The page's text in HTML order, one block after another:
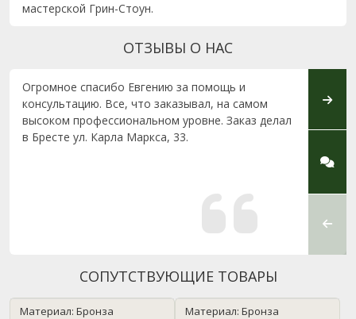
мастерской Грин-Стоун.
ОТЗЫВЫ О НАС
Огромное спасибо Евгению за помощь и
консультацию. Все, что заказывал, на самом
высоком профессиональном уровне. Заказ делал
в Бресте ул. Карла Маркса, 33.
СОПУТСТВУЮЩИЕ ТОВАРЫ
Материал: Бронза Материал: Бронза